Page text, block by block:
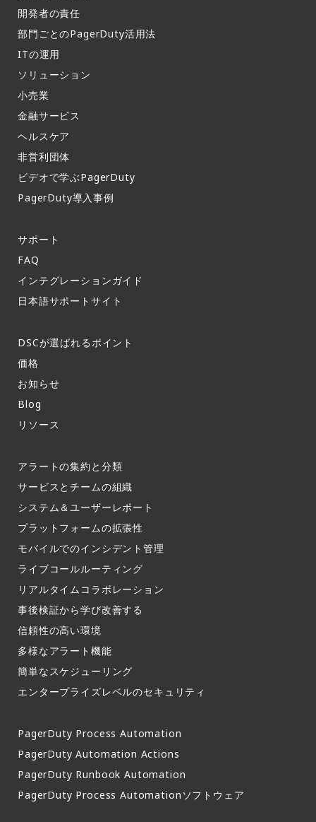
開発者の責任
部門ごとのPagerDuty活用法​
ITの運用​
ソリューション
小売業
金融サービス
ヘルスケア
非営利団体
ビデオで学ぶPagerDuty
PagerDuty導入事例​
サポート​
FAQ​
インテグレーションガイド​
日本語サポートサイト​
DSCが選ばれるポイント
価格
お知らせ​
Blog
リソース
アラートの集約と分類​
サービスとチームの組織​
システム＆ユーザーレポート​
プラットフォームの拡張性
モバイルでのインシデント管理​
ライブコールルーティング​
リアルタイムコラボレーション​
事後検証から学び改善する
信頼性の高い環境​
多様なアラート機能​
簡単なスケジューリング​
エンタープライズレベルのセキュリティ
PagerDuty Process Automation
PagerDuty Automation Actions
PagerDuty Runbook Automation
PagerDuty Process Automationソフトウェア